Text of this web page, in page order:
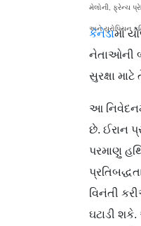
મેલોની, ફ્રેન્ચ
અને યુરોપિયન
કૅનેડામાં
નેતાઓની
સુરક્ષા
આ
છે. ઈરાન
પરમાણુ
વિનંતી
ઘટાડી